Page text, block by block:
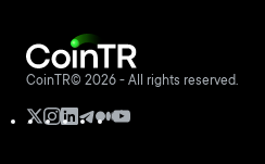
CoinTR© 2026 - All rights reserved.